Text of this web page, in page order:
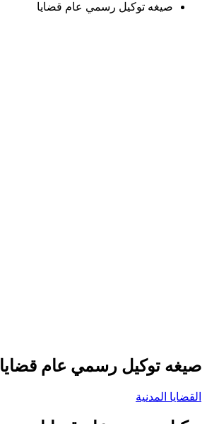
صيغه توكيل رسمي عام قضايا
صيغه توكيل رسمي عام قضايا
القضايا المدنية